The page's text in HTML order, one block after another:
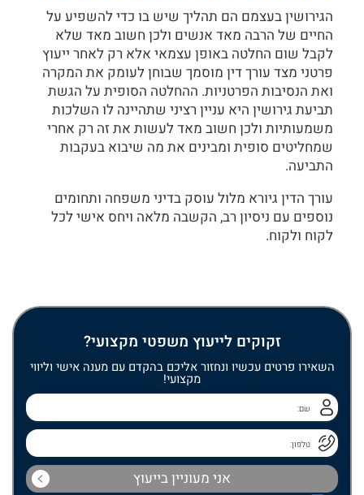
הגירושין בעצמם הם תהליך שיש בו כדי להשפיע על
החיים של הרבה מאד אנשים ולכן חשוב מאד שלא
לקבל שום החלטה באופן עצמאי אלא רק לאחר ייעוץ
פרטני מצד עורך דין מוסמך שבוחן לעומק את המקרה
ואת הנסיבות הפרטניות. ההחלטה הסופית על הגשת
תביעת גירושין היא עניין רציני שתהיינה לו השלכות
משמעותיות ולכן חשוב מאד לעשות את זה רק אחרי
שמחליטים סופית ומבינים את מה שיבוא בעקבות
התביעה.
עורך הדין גיורא מלול עוסק בדיני משפחה ותחומים
נוספים עם ניסיון רב, הקשבה מלאה ויחס אישי לכל
לקוח ולקוח.
זקוקים לייעוץ משפטי מקצועי?
השאירו פרטים עכשיו ונחזור אליכם בהקדם עם מענה אישי וליווי
מקצועי!